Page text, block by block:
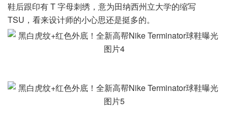
鞋后跟印有 T 字母刺绣，意为田纳西州立大学的缩写
TSU，看来设计师的小心思还是挺多的。